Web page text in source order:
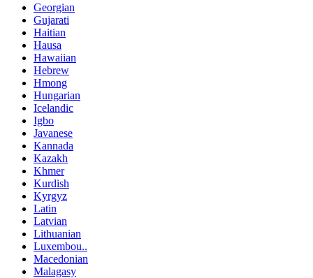
Georgian
Gujarati
Haitian
Hausa
Hawaiian
Hebrew
Hmong
Hungarian
Icelandic
Igbo
Javanese
Kannada
Kazakh
Khmer
Kurdish
Kyrgyz
Latin
Latvian
Lithuanian
Luxembou..
Macedonian
Malagasy